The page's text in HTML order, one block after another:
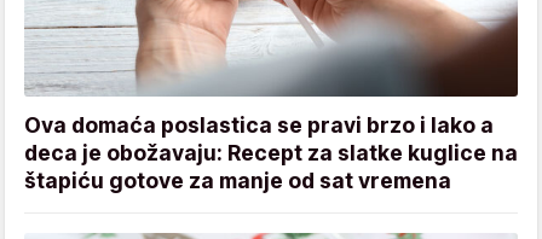
Ova domaća poslastica se pravi brzo i lako a
deca je obožavaju: Recept za slatke kuglice na
štapiću gotove za manje od sat vremena